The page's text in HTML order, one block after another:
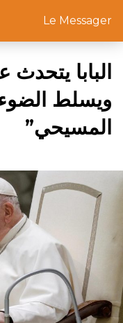
Le Messager
البابا
ويسلط
المسيحي”